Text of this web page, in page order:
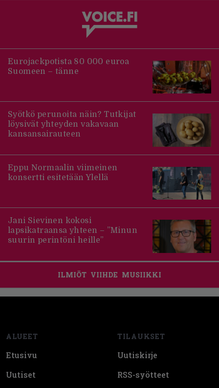
Eurojackpotista 80 000 euroa
Suomeen – tänne
Syötkö perunoita näin? Tutkijat
löysivät yhteyden vakavaan
kansansairauteen
Eppu Normaalin viimeinen
konsertti esitetään Ylellä
Jani Sievinen kokosi
lapsikatraansa yhteen – ”Minun
suurin perintöni heille”
ILMIÖT VIIHDE MUSIIKKI
ALUEET
Etusivu
Uutiset
TILAUKSET
Uutiskirje
RSS-syötteet